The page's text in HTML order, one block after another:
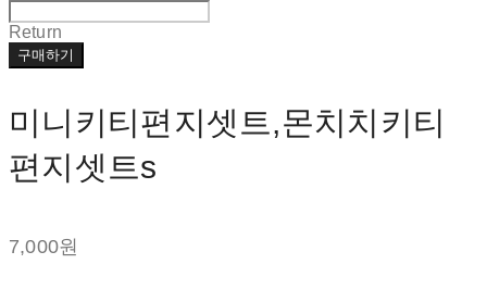
Return
구매하기
미니키티편지셋트,몬치치키티
편지셋트s
7,000원